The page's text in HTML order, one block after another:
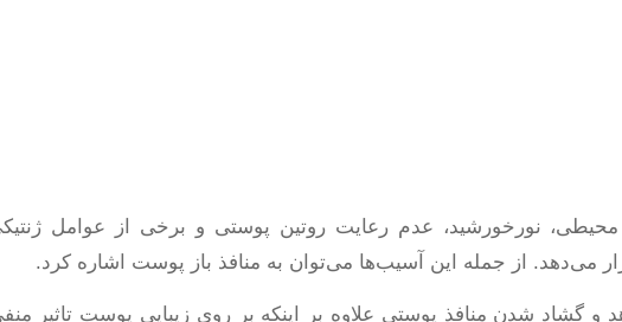
نورخورشید، عدم رعایت روتین پوستی و برخی از عوامل
می‌دهد. از جمله این آسیب‌ها می‌توان به منافذ باز پوست اشاره کرد.
و گشاد شدن منافذ پوستی علاوه بر اینکه بر روی زیبایی پوست تاثیر